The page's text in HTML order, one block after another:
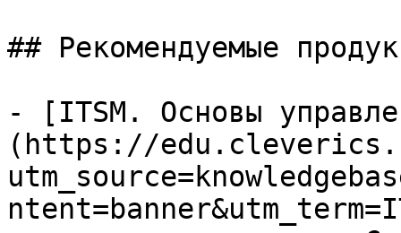
## Рекомендуемые
- [ITSM. Основы
(https://